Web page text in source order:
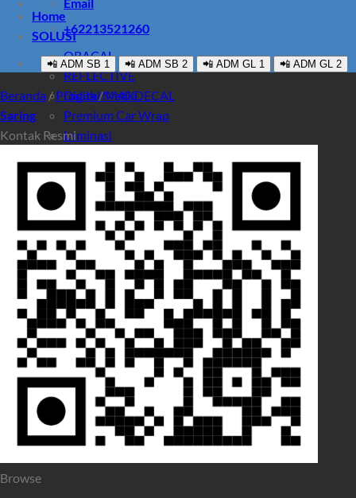
Home
SOLUSI
ORACAL
REFLECTIVE
Digital Media
Premium Car Wrap
Laminasi
Promo
Pencarian untuk:
Pencarian untuk:
+62213521260
📲 ADM SB 1 📲 ADM SB 2 📲 ADM GL 1 📲 ADM GL 2
Beranda / Produk/MAXDECAL
Saring
Kontak Resmi
Browse